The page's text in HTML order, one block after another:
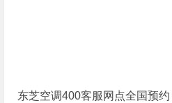
东芝空调400客服网点全国预